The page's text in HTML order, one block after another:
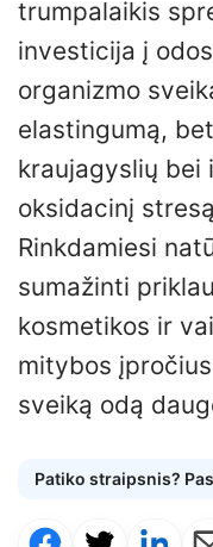
trumpalaikis
investicija į
organizmo
elastingumą,
kraujagyslių bei
oksidacinį
Rinkdamiesi
sumažinti
kosmetikos ir
mitybos
sveiką odą
Patiko straipsnis?